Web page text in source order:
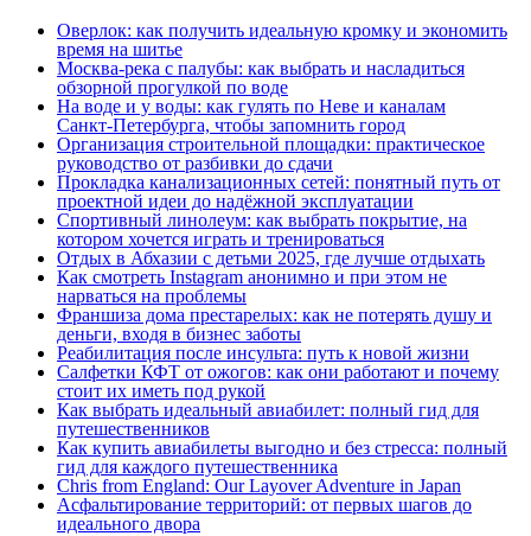
Оверлок: как получить идеальную кромку и экономить
время на шитье
Москва‑река с палубы: как выбрать и насладиться
обзорной прогулкой по воде
На воде и у воды: как гулять по Неве и каналам
Санкт‑Петербурга, чтобы запомнить город
Организация строительной площадки: практическое
руководство от разбивки до сдачи
Прокладка канализационных сетей: понятный путь от
проектной идеи до надёжной эксплуатации
Спортивный линолеум: как выбрать покрытие, на
котором хочется играть и тренироваться
Отдых в Абхазии с детьми 2025, где лучше отдыхать
Как смотреть Instagram анонимно и при этом не
нарваться на проблемы
Франшиза дома престарелых: как не потерять душу и
деньги, входя в бизнес заботы
Реабилитация после инсульта: путь к новой жизни
Салфетки КФТ от ожогов: как они работают и почему
стоит их иметь под рукой
Как выбрать идеальный авиабилет: полный гид для
путешественников
Как купить авиабилеты выгодно и без стресса: полный
гид для каждого путешественника
Chris from England: Our Layover Adventure in Japan
Асфальтирование территорий: от первых шагов до
идеального двора